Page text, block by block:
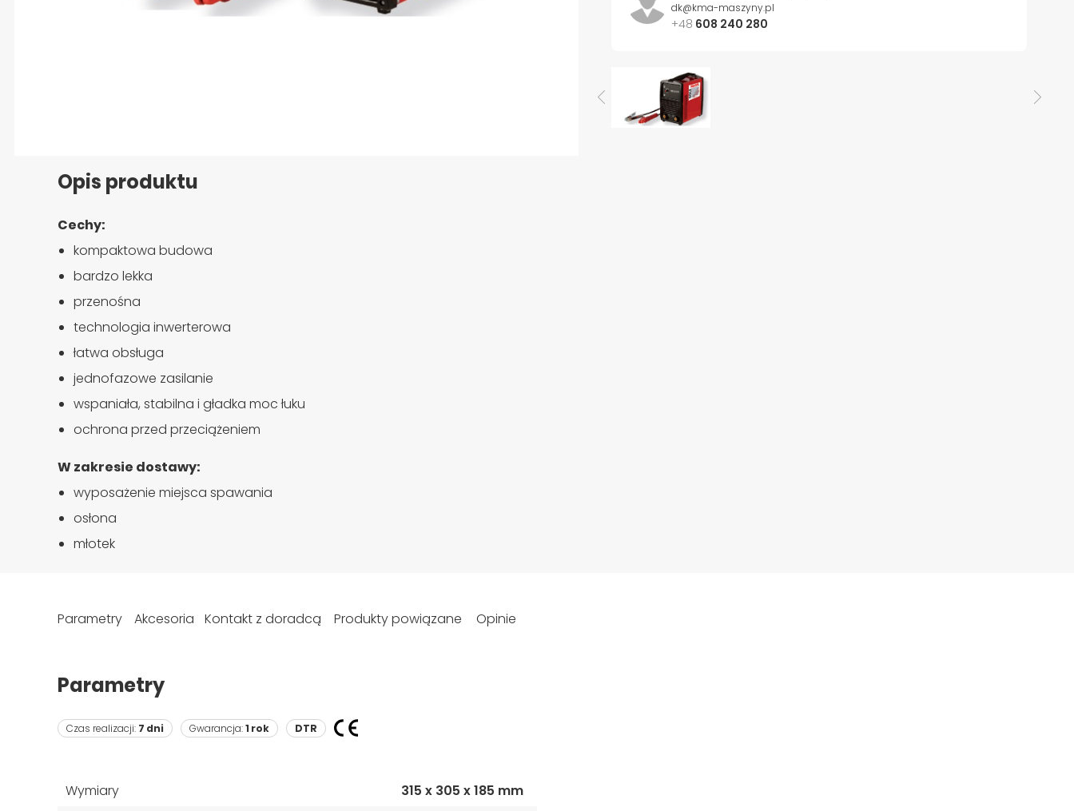
Opis produktu
Cechy:
kompaktowa budowa
bardzo lekka
przenośna
technologia inwerterowa
łatwa obsługa
jednofazowe zasilanie
wspaniała, stabilna i gładka moc łuku
ochrona przed przeciążeniem
W zakresie dostawy:
wyposażenie miejsca spawania
osłona
młotek
dk@kma-maszyny.pl
+48 608 240 280
Parametry Akcesoria Kontakt z doradcą Produkty powiązane Opinie
Parametry
Czas realizacji: 7 dni Gwarancja:1 rok DTR
Wymiary
315 x 305 x 185 mm